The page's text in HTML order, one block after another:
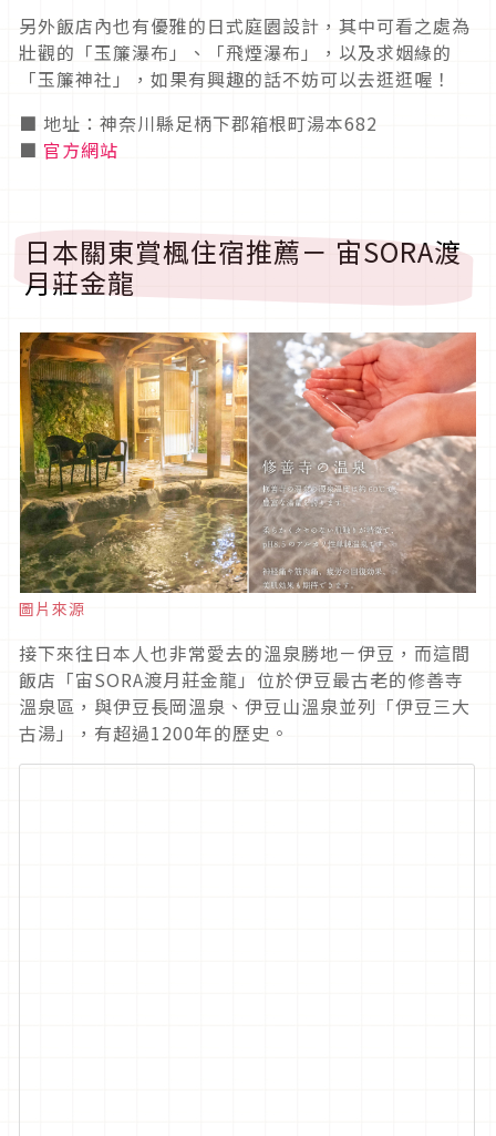
另外飯店內也有優雅的日式庭園設計，其中可看之處為
壯觀的「玉簾瀑布」、「飛煙瀑布」，以及求姻緣的
「玉簾神社」，如果有興趣的話不妨可以去逛逛喔！
■ 地址：神奈川縣足柄下郡箱根町湯本682
■ 官方網站
日本關東賞楓住宿推薦－ 宙SORA渡
月莊金龍
圖片來源
接下來往日本人也非常愛去的溫泉勝地－伊豆，而這間
飯店「宙SORA渡月莊金龍」位於伊豆最古老的修善寺
溫泉區，與伊豆長岡溫泉、伊豆山溫泉並列「伊豆三大
古湯」，有超過1200年的歷史。